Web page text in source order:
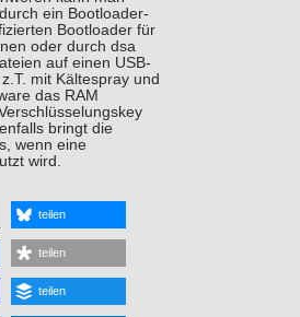
ein Bootloader-
Bootloader für
oder durch dsa
auf einen USB-
mit Kältespray und
das RAM
bringt die
wenn eine
wird.
teilen
teilen
teilen